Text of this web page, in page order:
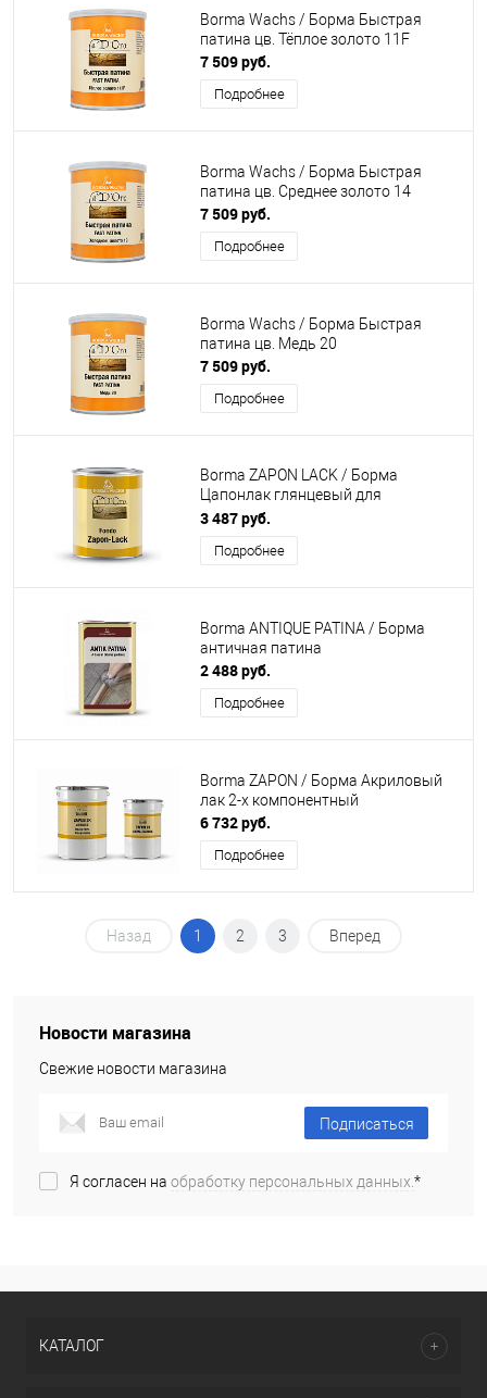
Borma Wachs / Борма Быстрая
патина цв. Тёплое золото 11F
7 509 руб.
Подробнее
Borma Wachs / Борма Быстрая
патина цв. Среднее золото 14
7 509 руб.
Подробнее
Borma Wachs / Борма Быстрая
патина цв. Медь 20
7 509 руб.
Подробнее
Borma ZAPON LACK / Борма
Цапонлак глянцевый для
золочения
3 487 руб.
Подробнее
Borma ANTIQUE PATINA / Борма
античная патина
2 488 руб.
Подробнее
Borma ZAPON / Борма Акриловый
лак 2-х компонентный
6 732 руб.
Подробнее
Назад 1 2 3 Вперед
Новости магазина
Свежие новости магазина
Подписаться
Я согласен на обработку персональных данных.*
КАТАЛОГ